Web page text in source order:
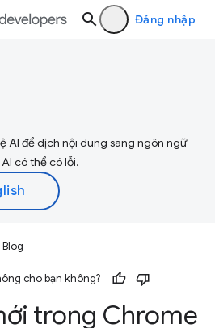
Đăng nhập
AI để dịch nội dung sang ngôn ngữ
có thể có lỗi.
Blog
cho bạn không?
trong Chrome